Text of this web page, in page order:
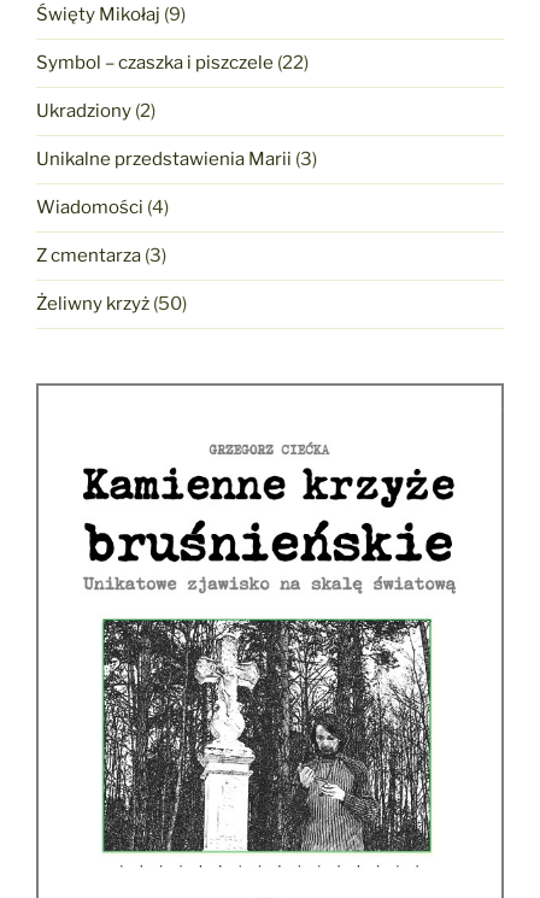
Święty Mikołaj (9)
Symbol – czaszka i piszczele (22)
Ukradziony (2)
Unikalne przedstawienia Marii (3)
Wiadomości (4)
Z cmentarza (3)
Żeliwny krzyż (50)